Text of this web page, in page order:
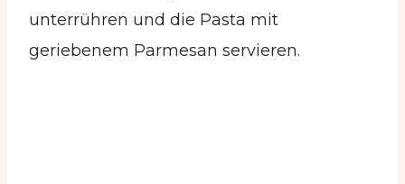
unterrühren und die Pasta mit
geriebenem Parmesan servieren.